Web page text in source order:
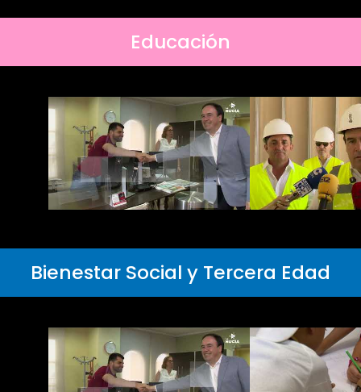
Educación
Bienestar Social y Tercera Edad